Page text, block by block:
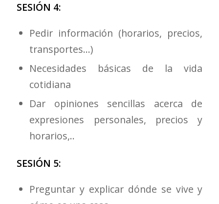
SESIÓN 4:
Pedir información (horarios, precios,
transportes…)
Necesidades básicas de la vida
cotidiana
Dar opiniones sencillas acerca de
expresiones personales, precios y
horarios,..
SESIÓN 5:
Preguntar y explicar dónde se vive y